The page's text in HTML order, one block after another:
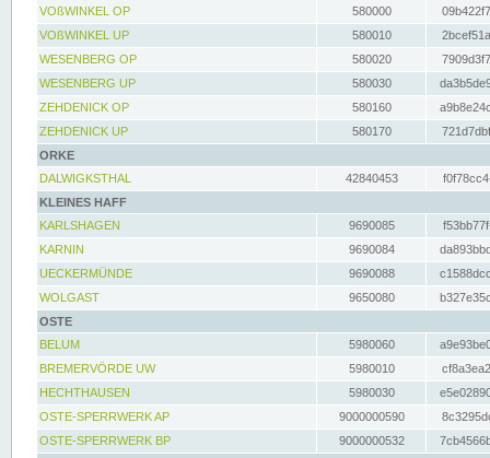
VOßWINKEL OP
580000
VOßWINKEL UP
580010
WESENBERG OP
580020
WESENBERG UP
580030
ZEHDENICK OP
580160
ZEHDENICK UP
580170
ORKE
DALWIGKSTHAL
42840453
KLEINES HAFF
KARLSHAGEN
9690085
KARNIN
9690084
UECKERMÜNDE
9690088
WOLGAST
9650080
OSTE
BELUM
5980060
BREMERVÖRDE UW
5980010
HECHTHAUSEN
5980030
OSTE-SPERRWERK AP
9000000590
OSTE-SPERRWERK BP
9000000532